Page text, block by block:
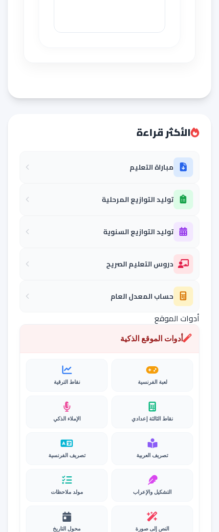
الأكثر قراءة
مباراة التعليم
توليد التوازيع المرحلية
توليد التوازيع السنوية
دروس التعليم الصريح
حساب المعدل العام
أدوات الموقع
أدوات الموقع الذكية
لعبة الفرنسية نقاط الترقية
نقاط الثالثة إعدادي الإملاء الذكي
تصريف العربية تصريف الفرنسية
التشكيل والإعراب مولد ملاحظات
النص إلى صورة محول التاريخ